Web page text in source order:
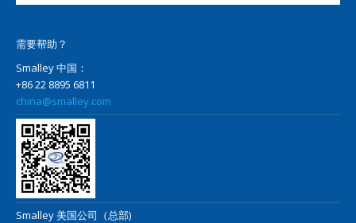
需要帮助？
Smalley 中国：
+86 22 8895 6811
china@smalley.com
Smalley 美国公司（总部)